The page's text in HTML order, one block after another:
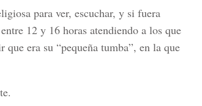
para ver, escuchar, y si fuera
12 y 16 horas atendiendo a los que
era su “pequeña tumba”, en la que